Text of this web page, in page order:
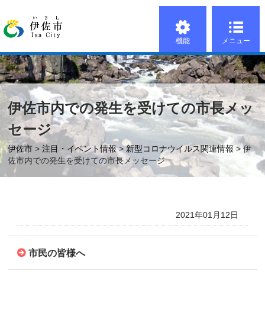
機能 メニュー
伊佐市内での発生を受けての市長メッ
セージ
伊佐市 >注目・イベント情報>新型コロナウイルス関連情報 > 伊
佐市内での発生を受けての市長メッセージ
2021年01月12日
市民の皆様へ